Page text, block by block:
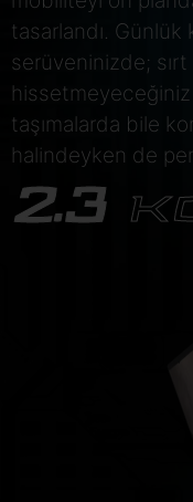
tasarlandı. Günlük
serüveninizde; sırt
taşımalarda bile
halindeyken de
2.3